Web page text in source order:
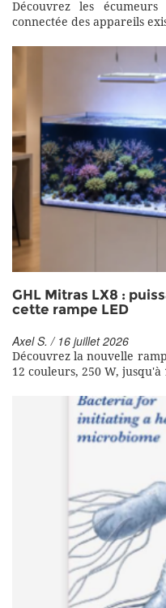
Découvrez les
connectée des appareils
GHL Mitras LX8 :
cette rampe LED
Axel S. / 16 juillet 2026
Découvrez la nouvelle
12 couleurs, 250 W, jusqu'à